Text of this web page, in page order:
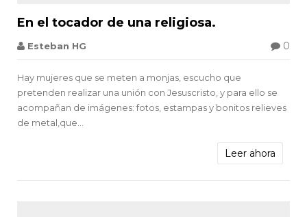

En el tocador de una religiosa.
Esteban HG 0
Hay mujeres que se meten a monjas, escucho que
pretenden realizar una unión con Jesuscristo, y para ello se
acompañan de imágenes: fotos, estampas y bonitos relieves
de metal,que...
Leer ahora